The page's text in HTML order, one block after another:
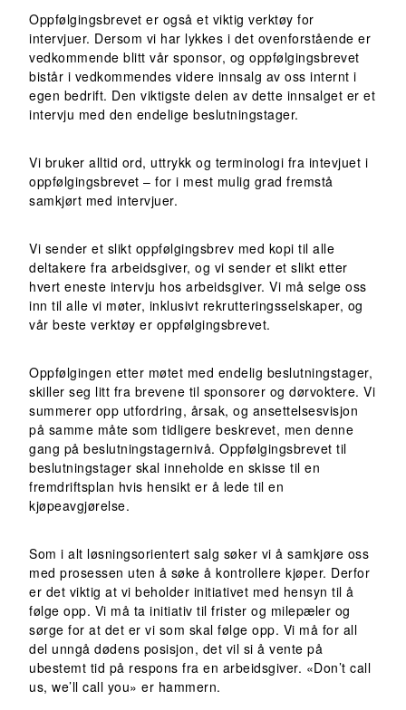
Oppfølgingsbrevet er også et viktig verktøy for
intervjuer. Dersom vi har lykkes i det ovenforstående er
vedkommende blitt vår sponsor, og oppfølgingsbrevet
bistår i vedkommendes videre innsalg av oss internt i
egen bedrift. Den viktigste delen av dette innsalget er et
intervju med den endelige beslutningstager.
Vi bruker alltid ord, uttrykk og terminologi fra intevjuet i
oppfølgingsbrevet – for i mest mulig grad fremstå
samkjørt med intervjuer.
Vi sender et slikt oppfølgingsbrev med kopi til alle
deltakere fra arbeidsgiver, og vi sender et slikt etter
hvert eneste intervju hos arbeidsgiver. Vi må selge oss
inn til alle vi møter, inklusivt rekrutteringsselskaper, og
vår beste verktøy er oppfølgingsbrevet.
Oppfølgingen etter møtet med endelig beslutningstager,
skiller seg litt fra brevene til sponsorer og dørvoktere. Vi
summerer opp utfordring, årsak, og ansettelsesvisjon
på samme måte som tidligere beskrevet, men denne
gang på beslutningstagernivå. Oppfølgingsbrevet til
beslutningstager skal inneholde en skisse til en
fremdriftsplan hvis hensikt er å lede til en
kjøpeavgjørelse.
Som i alt løsningsorientert salg søker vi å samkjøre oss
med prosessen uten å søke å kontrollere kjøper. Derfor
er det viktig at vi beholder initiativet med hensyn til å
følge opp. Vi må ta initiativ til frister og milepæler og
sørge for at det er vi som skal følge opp. Vi må for all
del unngå dødens posisjon, det vil si å vente på
ubestemt tid på respons fra en arbeidsgiver. «Don’t call
us, we’ll call you» er hammern.